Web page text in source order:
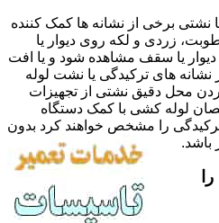
نشتی برخی از نشانه ها کمک کننده
زردی و لکه روی دیوار یا
یا سقف مشاهده شود و یا افت
نشانه های ترکیدگی یا نشت لوله
محل دقیق نشتی از تجهیزات
لوله کشی با کمک دستگاه
را مشخص خواهند کرد بدون
باشد.